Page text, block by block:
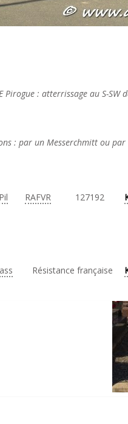
Pirogue : atterrissage au S-
: par un Messerchmitt ou
Pil RAFVR 127192
Résistance française